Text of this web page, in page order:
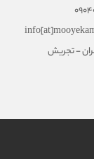
- تجریش